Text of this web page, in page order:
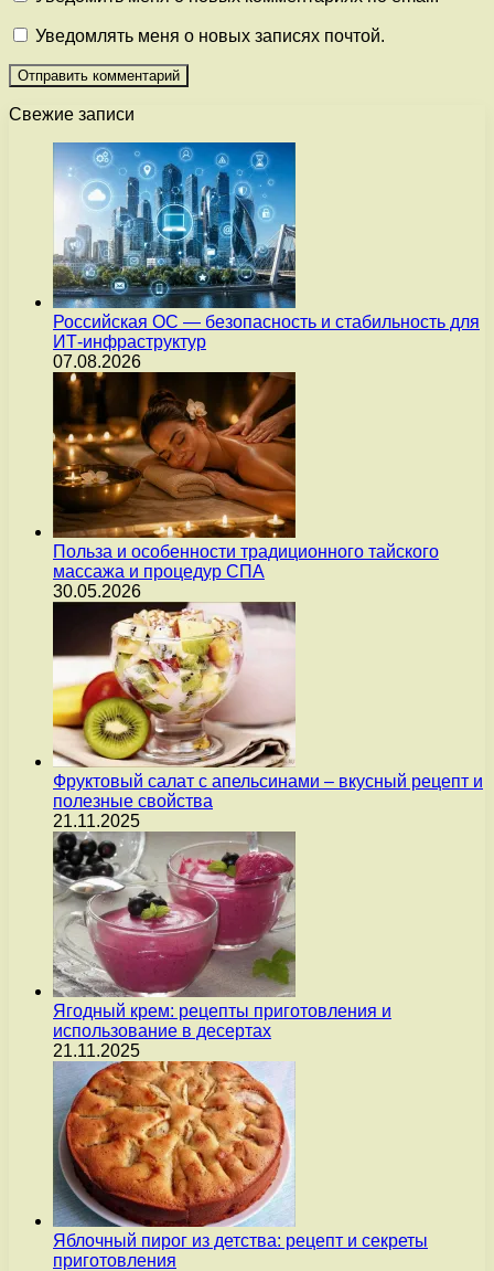
Уведомлять меня о новых записях почтой.
Свежие записи
Российская ОС — безопасность и стабильность для
ИТ-инфраструктур
07.08.2026
Польза и особенности традиционного тайского
массажа и процедур СПА
30.05.2026
Фруктовый салат с апельсинами – вкусный рецепт и
полезные свойства
21.11.2025
Ягодный крем: рецепты приготовления и
использование в десертах
21.11.2025
Яблочный пирог из детства: рецепт и секреты
приготовления